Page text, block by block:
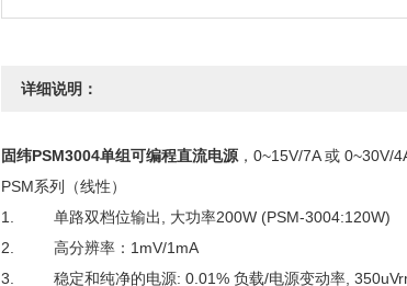
详细说明：
固纬PSM3004单组可编程直流电源 ，0~15V/7A 或 0~30V/
PSM系列（线性）
1. 单路双档位输出, 大功率200W (PSM-3004:120W)
2. 高分辨率：1mV/1mA
3. 稳定和纯净的电源: 0.01% 负载/电源变动率,